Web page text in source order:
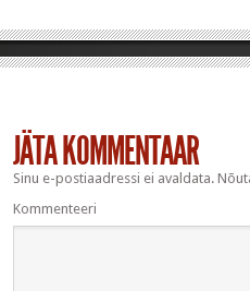
JÄTA KOMMENTAAR
Sinu e-postiaadressi ei avaldata.
Kommenteeri